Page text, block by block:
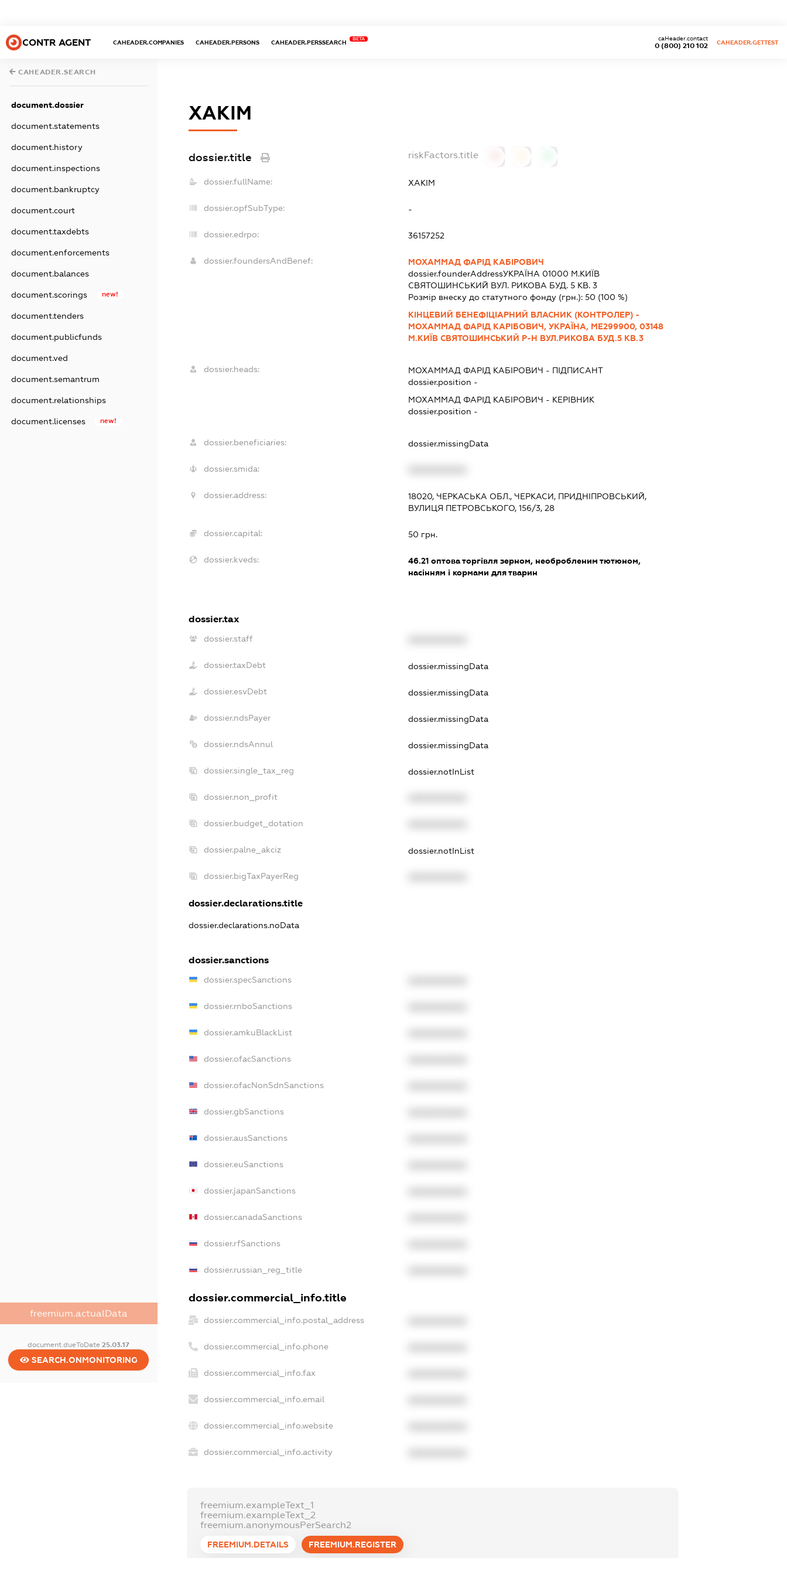
CONTR AGENT CAHEADER.COMPANIES CAHEADER.PERSONS CAHEADER.PERSSEARCH
BETA
0 (800) 210 102
caHeader.contact
CAHEADER.GETTEST
CAHEADER.SEARCH
document.dossier
document.statements
document.history
document.inspections
document.bankruptcy
document.court
document.taxdebts
document.enforcements
document.balances
document.scorings new!
document.tenders
document.publicfunds
document.ved
document.semantrum
document.relationships
document.licenses new!
freemium.actualData
document.dueToDate25.03.17
SEARCH.ONMONITORING
ХАКІМ
dossier.title riskFactors.title
dossier.fullName: ХАКІМ
dossier.opfSubType: -
dossier.edrpo: 36157252
dossier.foundersAndBenef:
МОХАММАД ФАРІД КАБІРОВИЧ
dossier.founderAddressУКРАЇНА 01000 М.КИЇВ
СВЯТОШИНСЬКИЙ ВУЛ. РИКОВА БУД. 5 КВ. 3
Розмір внеску до статутного фонду (грн.):50 (100 %)
КІНЦЕВИЙ БЕНЕФІЦІАРНИЙ ВЛАСНИК (КОНТРОЛЕР) -
МОХАММАД ФАРІД КАРІБОВИЧ, УКРАЇНА, МЕ299900, 03148
М.КИЇВ СВЯТОШИНСЬКИЙ Р-Н ВУЛ.РИКОВА БУД.5 КВ.3
dossier.heads: МОХАММАД ФАРІД КАБІРОВИЧ - ПІДПИСАНТ
dossier.position -
МОХАММАД ФАРІД КАБІРОВИЧ - КЕРІВНИК
dossier.position -
dossier.beneficiaries: dossier.missingData
dossier.smida:
dossier.address:
18020, ЧЕРКАСЬКА ОБЛ., ЧЕРКАСИ, ПРИДНІПРОВСЬКИЙ,
ВУЛИЦЯ ПЕТРОВСЬКОГО, 156/3, 28
dossier.capital: 50 грн.
dossier.kveds: 46.21 оптова торгівля зерном, необробленим тютюном,
насінням і кормами для тварин
dossier.tax
dossier.staff
dossier.taxDebt dossier.missingData
dossier.esvDebt dossier.missingData
dossier.ndsPayer dossier.missingData
dossier.ndsAnnul dossier.missingData
dossier.single_tax_reg dossier.notInList
dossier.non_profit
dossier.budget_dotation
dossier.palne_akciz dossier.notInList
dossier.bigTaxPayerReg
dossier.declarations.title
dossier.declarations.noData
dossier.sanctions
dossier.specSanctions
dossier.rnboSanctions
dossier.amkuBlackList
dossier.ofacSanctions
dossier.ofacNonSdnSanctions
dossier.gbSanctions
dossier.ausSanctions
dossier.euSanctions
dossier.japanSanctions
dossier.canadaSanctions
dossier.rfSanctions
dossier.russian_reg_title
dossier.commercial_info.title
dossier.commercial_info.postal_address
dossier.commercial_info.phone
dossier.commercial_info.fax
dossier.commercial_info.email
dossier.commercial_info.website
dossier.commercial_info.activity
freemium.exampleText_1
freemium.exampleText_2
freemium.anonymousPerSearch2
FREEMIUM.DETAILS FREEMIUM.REGISTER